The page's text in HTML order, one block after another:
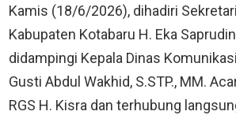
Kamis (18/6/2026), dihadiri
Kabupaten Kotabaru H. Eka Saprudin,
didampingi Kepala Dinas
Gusti Abdul Wakhid, S.STP., MM.
RGS H. Kisra dan terhubung